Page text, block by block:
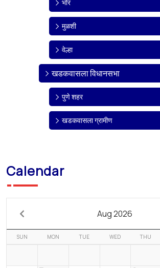
भोर
मुळशी
वेल्हा
खडकवासला विधानसभा
पुणे शहर
खडकवासला ग्रामीण
Calendar
Aug 2026
SUN MON TUE WED THU